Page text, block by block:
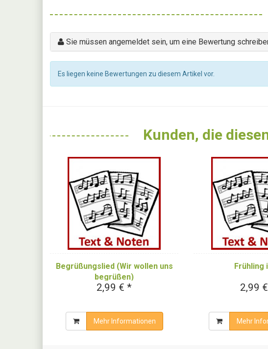
Sie müssen angemeldet sein, um eine Bewertung
Es liegen keine Bewertungen zu diesem Artikel vor.
Kunden, die
Begrüßungslied (Wir wollen uns
begrüßen)
2,99 € *
Mehr Informationen
Frühling
2,99
Mehr